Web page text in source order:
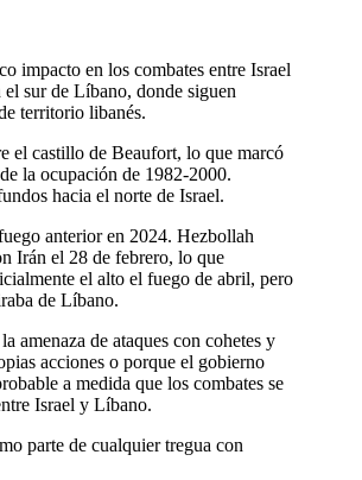
impacto en los combates entre Israel
sur de Líbano, donde siguen
territorio libanés.
el castillo de Beaufort, lo que marcó
la ocupación de 1982-2000.
hacia el norte de Israel.
anterior en 2024. Hezbollah
Irán el 28 de febrero, lo que
el alto el fuego de abril, pero
de Líbano.
amenaza de ataques con cohetes y
acciones o porque el gobierno
a medida que los combates se
Israel y Líbano.
parte de cualquier tregua con